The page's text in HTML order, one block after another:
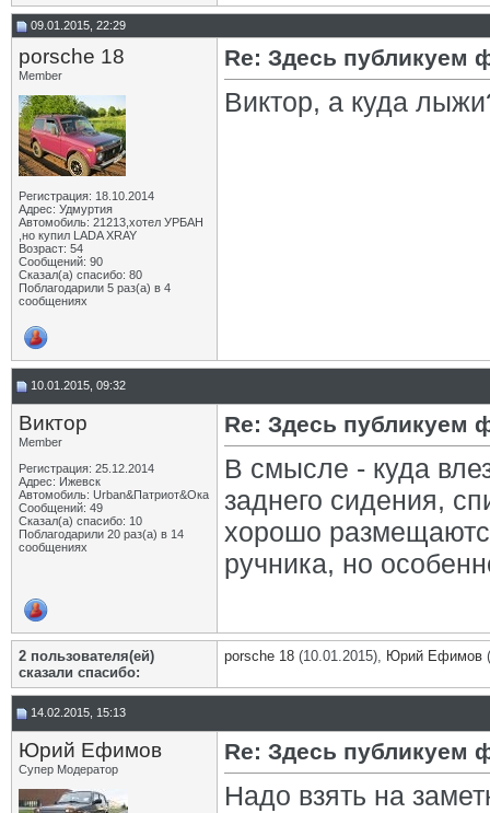
09.01.2015, 22:29
porsche 18
Member
Регистрация: 18.10.2014
Адрес: Удмуртия
Автомобиль: 21213,хотел УРБАН
,но купил LADA XRAY
Возраст: 54
Сообщений: 90
Сказал(а) спасибо: 80
Поблагодарили 5 раз(а) в 4
сообщениях
Re: Здесь публикуем
Виктор, а куда
10.01.2015, 09:32
Виктор
Member
Регистрация: 25.12.2014
Адрес: Ижевск
Автомобиль: Urban&Патриот&Ока
Сообщений: 49
Сказал(а) спасибо: 10
Поблагодарили 20 раз(а) в 14
сообщениях
Re: Здесь публикуем
В смысле - куда
заднего сидения,
хорошо
ручника, но
2 пользователя(ей)
сказали cпасибо:
porsche 18 (10.01.2015), Юрий Ефимов
14.02.2015, 15:13
Юрий Ефимов
Супер Модератор
Re: Здесь публикуем
Надо взять на